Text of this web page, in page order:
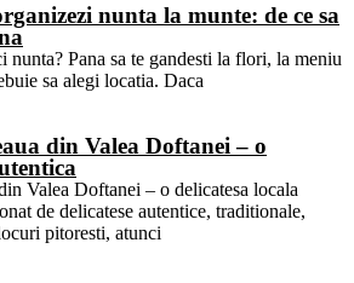
nunta la munte: de ce sa
Pana sa te gandesti la flori, la meniu
sa alegi locatia. Daca
din Valea Doftanei – o
Valea Doftanei – o delicatesa locala
de delicatese autentice, traditionale,
pitoresti, atunci